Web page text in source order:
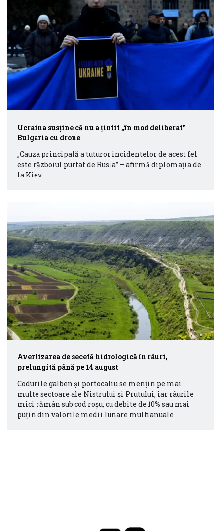
Ucraina susține că nu a țintit „în mod deliberat”
Bulgaria cu drone
„Cauza principală a tuturor incidentelor de acest fel
este războiul purtat de Rusia” – afirmă diplomația de
la Kiev.
Avertizarea de secetă hidrologică în râuri,
prelungită până pe 14 august
Codurile galben și portocaliu se mențin pe mai
multe sectoare ale Nistrului și Prutului, iar râurile
mici rămân sub cod roșu, cu debite de 10% sau mai
puțin din valorile medii lunare multianuale